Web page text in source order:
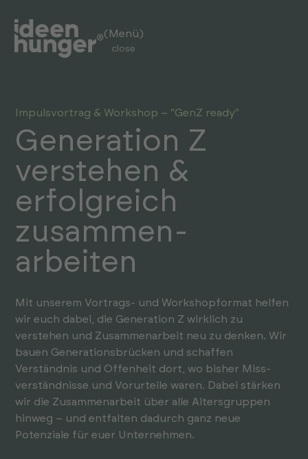
(Menü)
close
open
Impuls­vortrag & Workshop – "GenZ ready"
Generation Z
verstehen &
erfolg­reich
zusammen­
arbeiten
Mit unserem Vortrags- und Workshop­format helfen
wir euch dabei, die Generation Z wirklich zu
verstehen und Zusammenarbeit neu zu denken. Wir
bauen Generations­brücken und schaffen
Verständnis und Offenheit dort, wo bisher Miss­
verständ­nisse und Vorurteile waren. Dabei stärken
wir die Zusammen­arbeit über alle Alters­gruppen
hinweg – und entfalten dadurch ganz neue
Potenziale für euer Unter­nehmen.